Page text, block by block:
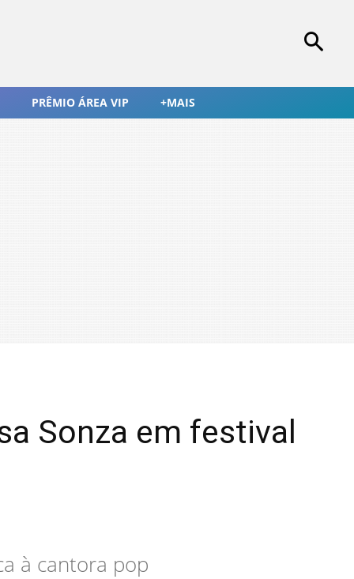
PRÊMIO ÁREA VIP +MAIS
Sonza em festival
à cantora pop